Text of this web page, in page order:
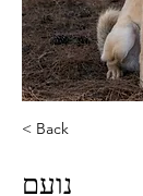
< Back
נועם